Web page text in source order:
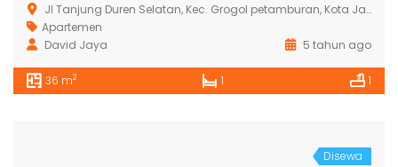
Jl Tanjung Duren Selatan, Kec. Grogol petamburan, Kota Jakarta Barat
Apartemen
David Jaya
5 tahun ago
36 m2 1 1
Disewa